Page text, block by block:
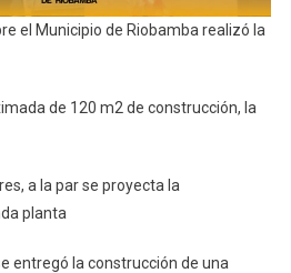
el Municipio de Riobamba realizó la
de 120 m2 de construcción, la
a la par se proyecta la
planta
entregó la construcción de una